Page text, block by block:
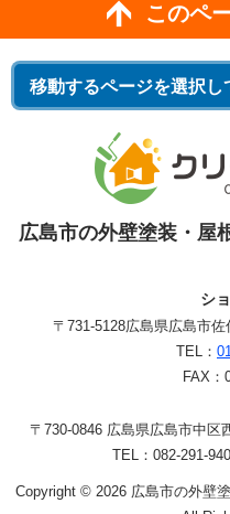
このペ
広島市の外壁塗装・屋
シ
〒731-5128広島県広島市佐
TEL：
FAX：
〒730-0846 広島県広島市中区
TEL：082-291-
Copyright © 2026 広島市の外壁